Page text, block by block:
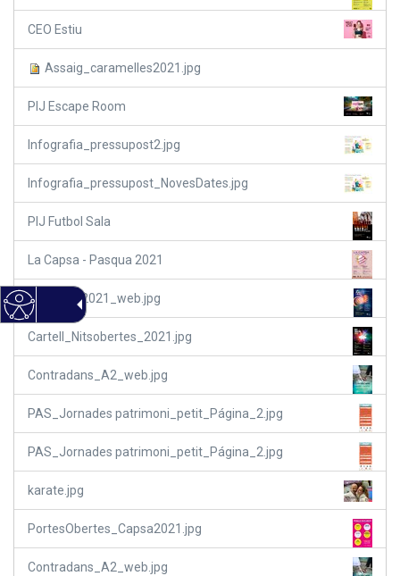
CEO Estiu
Assaig_caramelles2021.jpg
PIJ Escape Room
Infografia_pressupost2.jpg
Infografia_pressupost_NovesDates.jpg
PIJ Futbol Sala
La Capsa - Pasqua 2021
SantPere2021_web.jpg
Cartell_Nitsobertes_2021.jpg
Contradans_A2_web.jpg
PAS_Jornades patrimoni_petit_Página_2.jpg
PAS_Jornades patrimoni_petit_Página_2.jpg
karate.jpg
PortesObertes_Capsa2021.jpg
Contradans_A2_web.jpg